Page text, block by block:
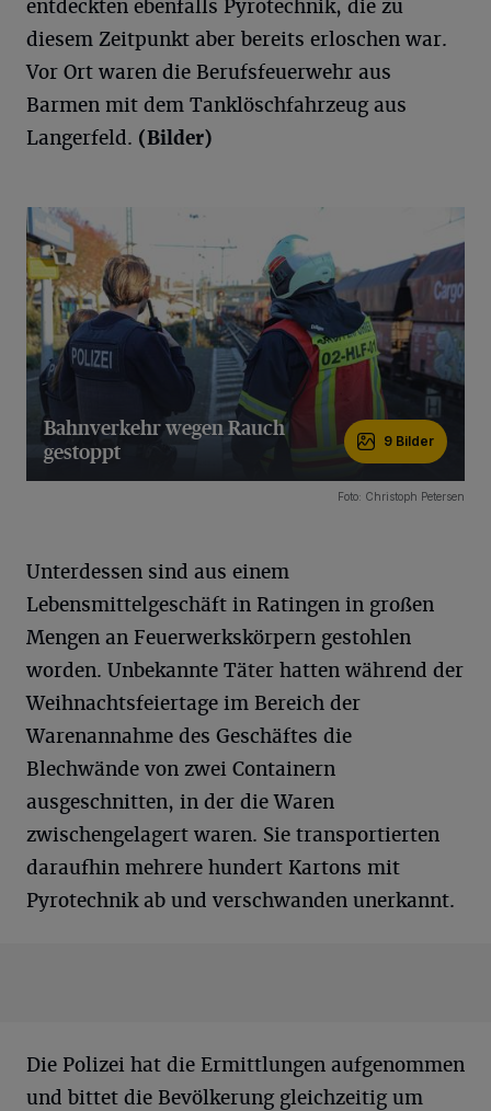
entdeckten ebenfalls Pyrotechnik, die zu
diesem Zeitpunkt aber bereits erloschen war.
Vor Ort waren die Berufsfeuerwehr aus
Barmen mit dem Tanklöschfahrzeug aus
Langerfeld. (Bilder)
Bahnverkehr wegen Rauch
gestoppt
9 Bilder
Foto: Christoph Petersen
Unterdessen sind aus einem
Lebensmittelgeschäft in Ratingen in großen
Mengen an Feuerwerkskörpern gestohlen
worden. Unbekannte Täter hatten während der
Weihnachtsfeiertage im Bereich der
Warenannahme des Geschäftes die
Blechwände von zwei Containern
ausgeschnitten, in der die Waren
zwischengelagert waren. Sie transportierten
daraufhin mehrere hundert Kartons mit
Pyrotechnik ab und verschwanden unerkannt.
Die Polizei hat die Ermittlungen aufgenommen
und bittet die Bevölkerung gleichzeitig um